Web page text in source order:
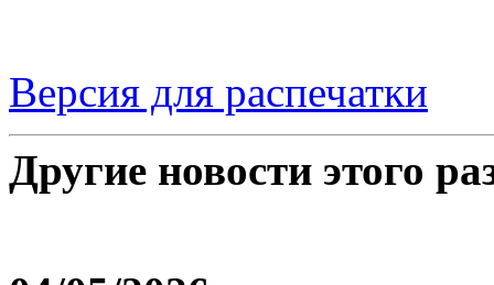
Версия для распечатки
Другие новости этого